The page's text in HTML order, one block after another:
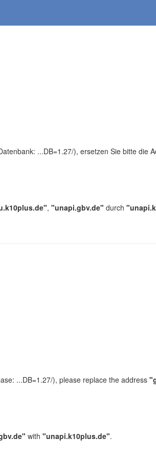
...DB=1.27/), ersetzen Sie bitte die
, "unapi.gbv.de" durch
...DB=1.27/), please replace the address
with "unapi.k10plus.de".